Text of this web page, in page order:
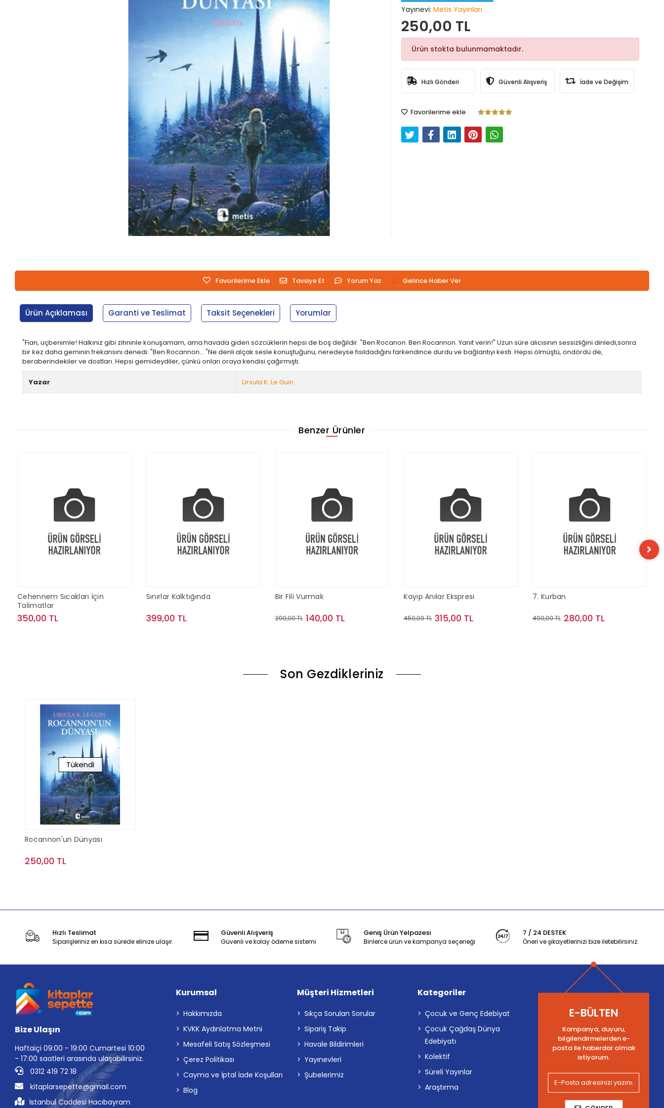
Yayınevi: Metis Yayınları
250,00 TL
Ürün stokta bulunmamaktadır.
Hızlı Gönderi Güvenli Alışveriş İade ve Değişim
Favorilerime ekle
Favorilerime Ekle Tavsiye Et Yorum Yaz Gelince Haber Ver
Ürün Açıklaması Garanti ve Teslimat Taksit Seçenekleri Yorumlar
"Fian, uçbenimle! Halkınız gibi zihninle konuşamam, ama havada giden sözcüklerin hepsi de boş değildir. "Ben Rocanon. Ben Rocannon. Yanıt verin!" Uzun süre alıcısının sessizliğini dinledi,sonra
bir kez daha geminin frekansını denedi: "Ben Rocannon... "Ne denli alçak sesle konuştuğunu, neredeyse fısıldadığını farkendince durdu ve bağlantıyı kesti. Hepsi ölmüştü, ondördü de,
beraberindekiler ve dostları. Hepsi gemideydiler, çünkü onları oraya kendisi çağırmıştı.
Yazar Ursula K. Le Guin
Benzer Ürünler
Cehennem Sıcakları İçin
Talimatlar
350,00 TL
Sınırlar Kalktığında
399,00 TL
Bir Fili Vurmak
200,00 TL 140,00 TL
Kayıp Anılar Ekspresi
450,00 TL 315,00 TL
7. Kurban
400,00 TL 280,00 TL
Son Gezdikleriniz
Tükendi
Rocannon'un Dünyası
250,00 TL
Hızlı Teslimat
Siparişleriniz en kısa sürede elinize ulaşır.
Güvenli Alışveriş
Güvenli ve kolay ödeme sistemi
Geniş Ürün Yelpazesi
Binlerce ürün ve kampanya seçeneği
7 / 24 DESTEK
Öneri ve şikayetlerinizi bize iletebilirsiniz.
Bize Ulaşın
Haftaiçi 09:00 - 19:00 Cumartesi 10:00
- 17:00 saatleri arasında ulaşabilirsiniz.
0312 419 72 18
kitaplarsepette@gmail.com
İstanbul Caddesi Hacıbayram
Kurumsal
Hakkımızda
KVKK Aydınlatma Metni
Mesafeli Satış Sözleşmesi
Çerez Politikası
Cayma ve İptal İade Koşulları
Blog
Müşteri Hizmetleri
Sıkça Sorulan Sorular
Sipariş Takip
Havale Bildirimleri
Yayınevleri
Şubelerimiz
Kategoriler
Çocuk ve Genç Edebiyat
Çocuk Çağdaş Dünya
Edebiyatı
Kolektif
Süreli Yayınlar
Araştırma
E-BÜLTEN
Kampanya, duyuru,
bilgilendirmelerden e-
posta ile haberdar olmak
istiyorum.